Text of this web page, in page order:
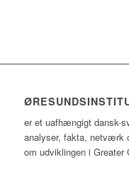
er et uafhængigt dansk-
analyser, fakta, netværk
om udviklingen i Greater